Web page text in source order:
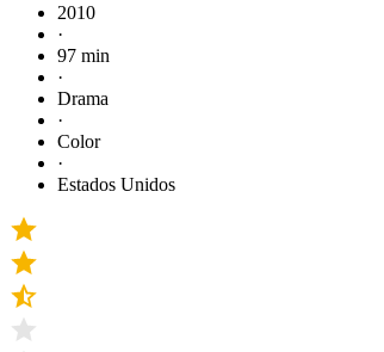
2010
·
97 min
·
Drama
·
Color
·
Estados Unidos